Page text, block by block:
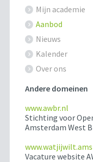
Mijn academie
Aanbod
Nieuws
Kalender
Over ons
Andere domeinen
www.awbr.nl
Stichting voor
Amsterdam West
Vacature website